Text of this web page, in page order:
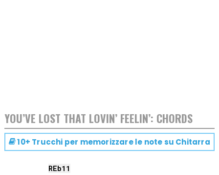
YOU’VE LOST THAT LOVIN’ FEELIN’: CHORDS
10+ Trucchi per memorizzare le note su Chitarra
REb11